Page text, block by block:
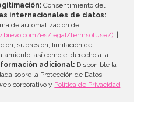
Consentimiento del
internacionales de datos:
de automatización de
es/legal/termsofuse/). |
supresión, limitación de
así como el derecho a la
adicional: Disponible la
sobre la Protección de Datos
corporativo y Política de Privacidad.